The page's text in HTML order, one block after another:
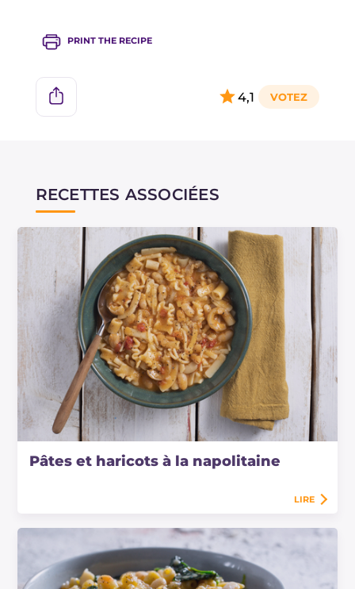
PRINT THE RECIPE
4,1
RECETTES ASSOCIÉES
Pâtes et haricots à la napolitaine
LIRE